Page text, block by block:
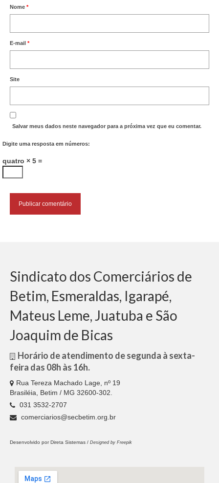
Nome *
E-mail *
Site
Salvar meus dados neste navegador para a próxima vez que eu comentar.
Digite uma resposta em números:
quatro × 5 =
Sindicato dos Comerciários de
Betim, Esmeraldas, Igarapé,
Mateus Leme, Juatuba e São
Joaquim de Bicas
Horário de atendimento de segunda à sexta-
feira das 08h às 16h.
Rua Tereza Machado Lage, nº 19
Brasiléia, Betim / MG 32600-302.
031 3532-2707
comerciarios@secbetim.org.br
Desenvolvido porDireta Sistemas / Designed by Freepik